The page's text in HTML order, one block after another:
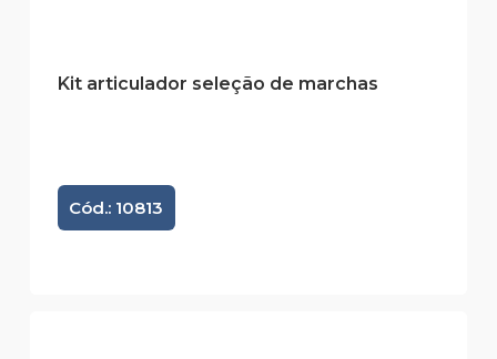
Kit articulador seleção de marchas
Cód.: 10813